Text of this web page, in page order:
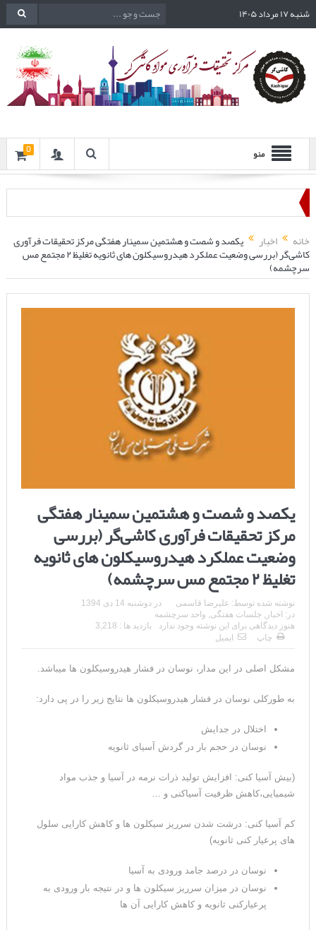
شنبه ۱۷ مرداد ۱۴۰۵
منو 0
خانه اخبار یکصد و شصت و هشتمین سمینار هفتگی مرکز تحقیقات فرآوری
کاشی‌گر (بررسی وضعیت عملکرد هیدروسیکلون های ثانویه تغلیظ ۲ مجتمع مس
سرچشمه)
یکصد و شصت و هشتمین سمینار هفتگی
مرکز تحقیقات فرآوری کاشی‌گر (بررسی
وضعیت عملکرد هیدروسیکلون های ثانویه
تغلیظ ۲ مجتمع مس سرچشمه)
نوشته شده توسط: علیرضا قاسمی در دوشنبه 14 دی 1394
در: اخبار , جلسات هفتگی, واحد سرچشمه
هنوز دیدگاهی برای این نوشته وجود ندارد
بازدید ها : 3,218
چاپ
ایمیل
مشکل اصلی در این مدار، نوسان در فشار هیدروسیکلون ها می­باشد.
به طورکلی نوسان در فشار هیدروسیکلون ها نتایج زیر را در پی دارد:
اختلال در جدایش
نوسان در حجم بار در گردش آسیای ثانویه
(بیش آسیا کنی: افزایش تولید ذرات نرمه در آسیا و جذب مواد
شیمیایی،کاهش ظرفیت آسیاکنی و …
کم آسیا کنی: درشت شدن سرریز سیکلون ها و کاهش کارایی سلول
های پرعیار کنی ثانویه)
نوسان در درصد جامد ورودی به آسیا
نوسان در میزان سرریز سیکلون ها و در نتیجه بار ورودی به
پرعیارکنی ثانویه و کاهش کارایی آن ها